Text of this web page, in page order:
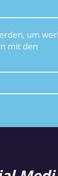
um
mit den